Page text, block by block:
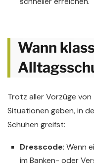
Wann
Trotz aller Vorzüge von
Situationen geben, in
Schuhen greifst:
Dresscode: Wenn
im Banken- oder